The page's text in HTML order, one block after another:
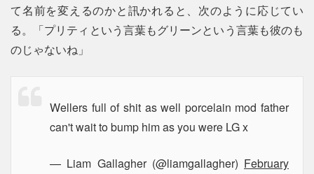
て名前を変えるのかと訊かれると、次のように応じてい
る。「プリティという言葉もグリーンという言葉も彼のも
のじゃないね」
Wellers full of shit as well porcelain mod father
can't wait to bump him as you were LG x
— Liam Gallagher (@liamgallagher) February